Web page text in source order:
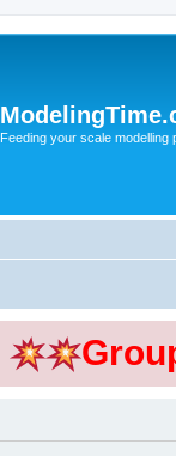
Feeding your scale modelling